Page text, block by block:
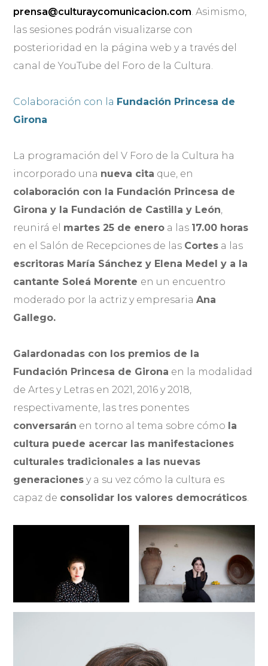
prensa@culturaycomunicacion.com . Asimismo,
las sesiones podrán visualizarse con
posterioridad en la página web y a través del
canal de YouTube del Foro de la Cultura.
Colaboración con la Fundación Princesa de
Girona
La programación del V Foro de la Cultura ha
incorporado una nueva cita que, en
colaboración con la Fundación Princesa de
Girona y la Fundación de Castilla y León
reunirá el martes 25 de enero a las 17.00 horas
en el Salón de Recepciones de las Cortes a las
escritoras María Sánchez y Elena Medel y a la
cantante Soleá Morente en un encuentro
moderado por la actriz y empresariaAna
Gallego.
Galardonadas con los premios de la
Fundación Princesa de Girona en la modalidad
de Artes y Letras en 2021, 2016 y 2018,
respectivamente, las tres ponentes
conversarán en torno al tema sobre cómo la
cultura puede acercar las manifestaciones
culturales tradicionales a las nuevas
generaciones y a su vez cómo la cultura es
capaz de consolidar los valores democráticos